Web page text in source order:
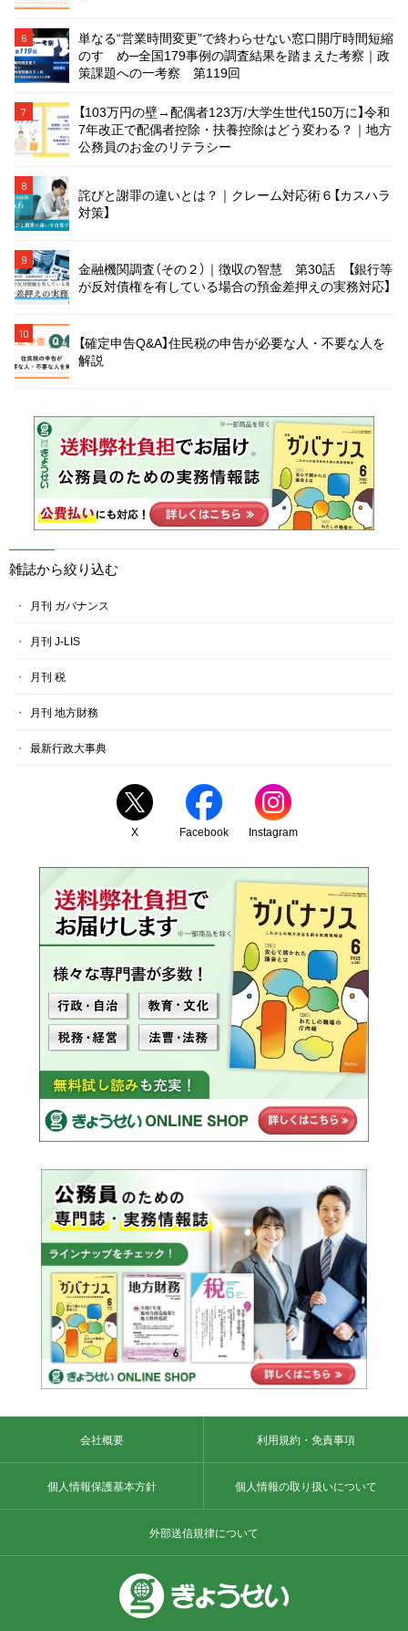
6
単なる“営業時間変更”で終わらせない窓口開庁時間短縮
のすゝめ─全国179事例の調査結果を踏まえた考察｜政
策課題への一考察 第119回
7
【103万円の壁→配偶者123万/大学生世代150万に】令和
7年改正で配偶者控除・扶養控除はどう変わる？｜地方
公務員のお金のリテラシー
8
詫びと謝罪の違いとは？｜クレーム対応術６【カスハラ
対策】
9
金融機関調査（その２）｜徴収の智慧 第30話 【銀行等
が反対債権を有している場合の預金差押えの実務対応】
10
【確定申告Q&A】住民税の申告が必要な人・不要な人を
解説
雑誌から絞り込む
月刊 ガバナンス
月刊 J-LIS
月刊 税
月刊 地方財務
最新行政大事典
X Facebook Instagram
会社概要 利用規約・免責事項
個人情報保護基本方針 個人情報の取り扱いについて
外部送信規律について